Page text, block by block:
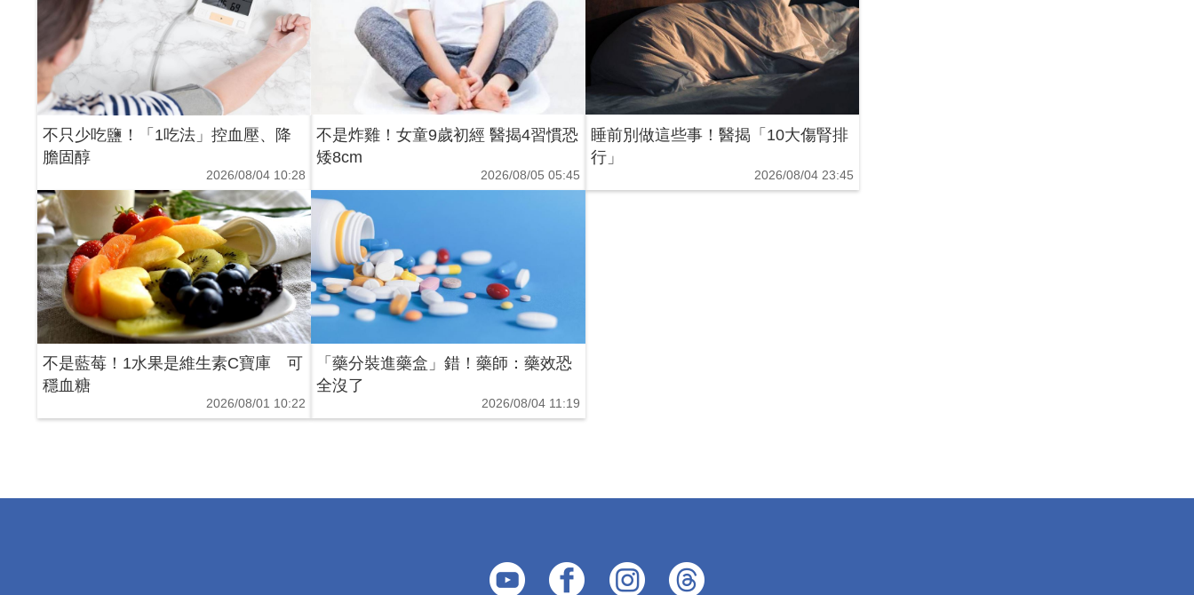
不只少吃鹽！「1吃法」控血壓、降
膽固醇
2026/08/04 10:28
不是炸雞！女童9歲初經 醫揭4習慣恐
矮8cm
2026/08/05 05:45
睡前別做這些事！醫揭「10大傷腎排
行」
2026/08/04 23:45
不是藍莓！1水果是維生素C寶庫 可
穩血糖
2026/08/01 10:22
「藥分裝進藥盒」錯！藥師：藥效恐
全沒了
2026/08/04 11:19